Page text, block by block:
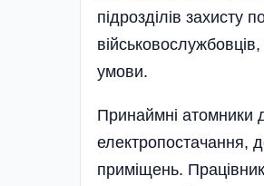
підрозділів
умови.
Принаймні атомники
електропостачання,
приміщень.